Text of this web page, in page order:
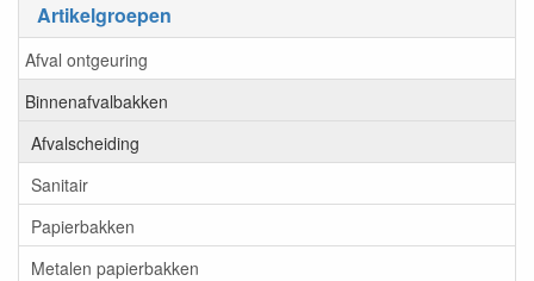
Artikelgroepen
Afval ontgeuring
Binnenafvalbakken
Afvalscheiding
Sanitair
Papierbakken
Metalen papierbakken